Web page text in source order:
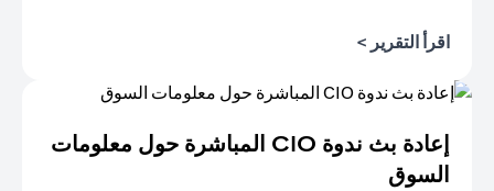
اقرأ التقرير >
إعادة بث ندوة CIO المباشرة حول معلومات
السوق